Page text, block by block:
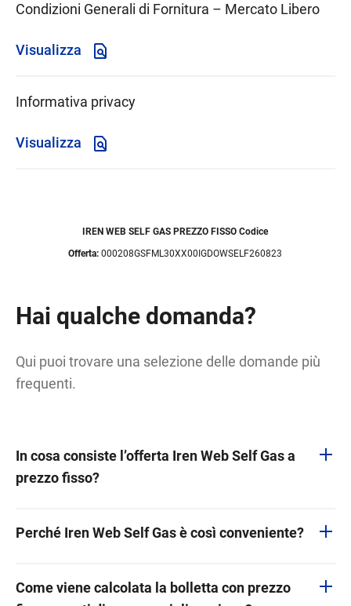
Condizioni Generali di Fornitura – Mercato Libero
Visualizza
Informativa privacy
Visualizza
IREN WEB SELF GAS PREZZO FISSO Codice
Offerta: 000208GSFML30XX00IGDOWSELF260823
Hai qualche domanda?
Qui puoi trovare una selezione delle domande più
frequenti.
In cosa consiste l’offerta Iren Web Self Gas a
prezzo fisso?
Perché Iren Web Self Gas è così conveniente?
Come viene calcolata la bolletta con prezzo